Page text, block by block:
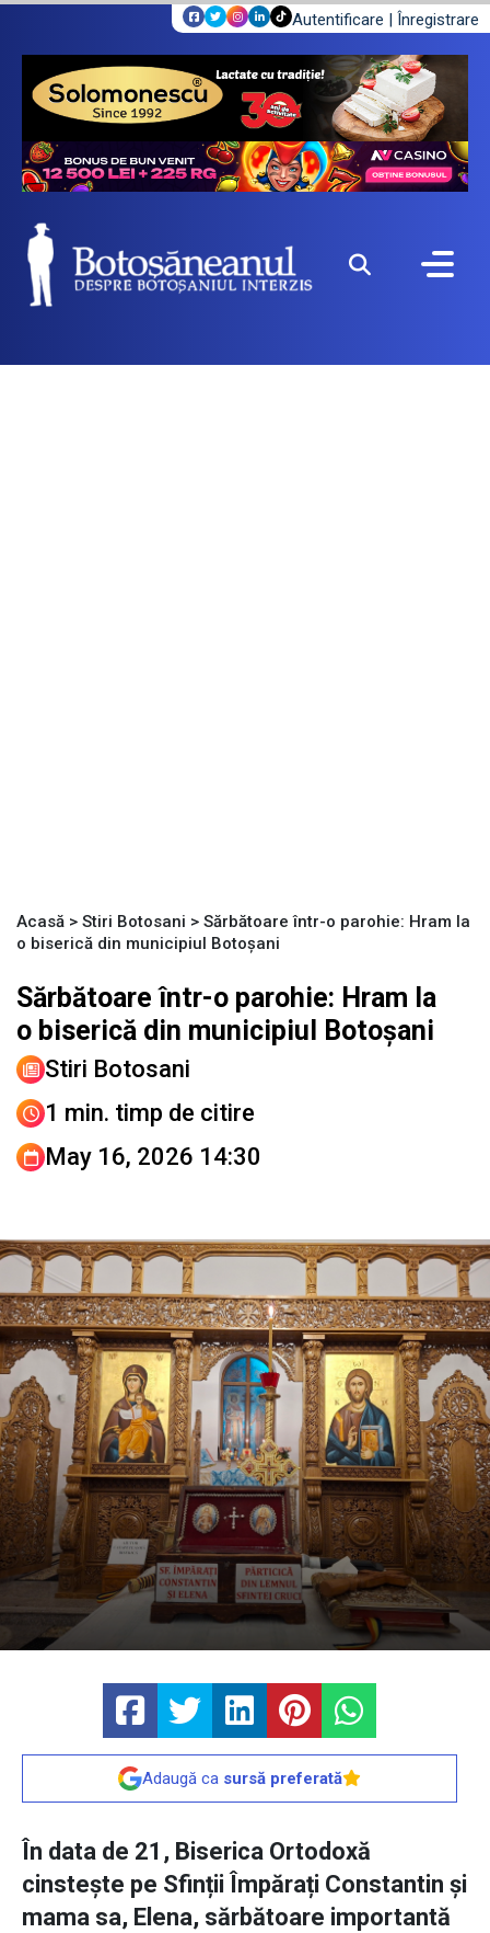
Autentificare | Înregistrare
Acasă > Stiri Botosani > Sărbătoare într-o parohie: Hram la
o biserică din municipiul Botoșani
Sărbătoare într-o parohie: Hram la
o biserică din municipiul Botoșani
Stiri Botosani
1 min. timp de citire
May 16, 2026 14:30
Adaugă ca sursă preferată
În data de 21, Biserica Ortodoxă
cinstește pe Sfinții Împărați Constantin și
mama sa, Elena, sărbătoare importantă